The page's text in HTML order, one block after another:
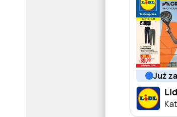
już